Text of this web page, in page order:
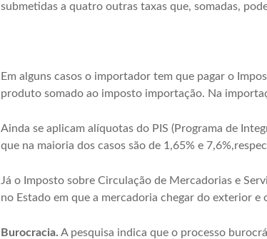
submetidas a quatro outras taxas que, somadas,
Em alguns casos o importador tem que pagar o
produto somado ao imposto importação. Na
Ainda se aplicam alíquotas do PIS (Programa de
que na maioria dos casos são de 1,65% e
Já o Imposto sobre Circulação de Mercadorias e
no Estado em que a mercadoria chegar do exterior
Burocracia. A pesquisa indica que o processo